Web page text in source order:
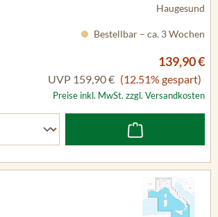
Haugesund
Bestellbar – ca. 3 Wochen
139,90 €
UVP 159,90 € (12.51% gespart)
Preise inkl. MwSt. zzgl. Versandkosten